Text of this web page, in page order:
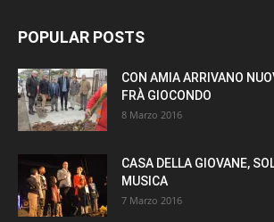
POPULAR POSTS
CON AMIA ARRIVANO
FRÀ GIOCONDO
8 Marzo 2016
CASA DELLA GIOVANE,
MUSICA
7 Marzo 2016